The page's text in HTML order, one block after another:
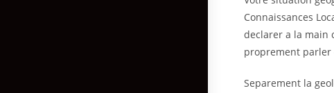
Connaissances
declarer a la main
proprement parler
Separement la